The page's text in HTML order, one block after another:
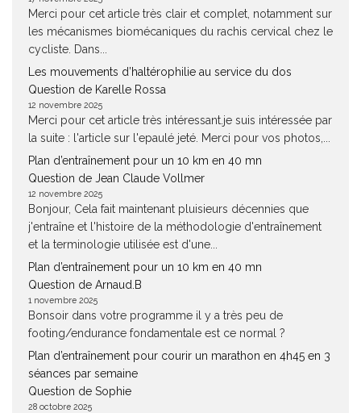
Merci pour cet article très clair et complet, notamment sur
les mécanismes biomécaniques du rachis cervical chez le
cycliste. Dans...
Les mouvements d’haltérophilie au service du dos
Question de Karelle Rossa
12 novembre 2025
Merci pour cet article très intéressant.je suis intéressée par
la suite : l'article sur l'epaulé jeté. Merci pour vos photos,...
Plan d’entraînement pour un 10 km en 40 mn
Question de Jean Claude Vollmer
12 novembre 2025
Bonjour, Cela fait maintenant pluisieurs décennies que
j'entraîne et l'histoire de la méthodologie d'entraînement
et la terminologie utilisée est d'une...
Plan d’entraînement pour un 10 km en 40 mn
Question de Arnaud.B
1 novembre 2025
Bonsoir dans votre programme il y a très peu de
footing/endurance fondamentale est ce normal ?
Plan d’entraînement pour courir un marathon en 4h45 en 3
séances par semaine
Question de Sophie
28 octobre 2025